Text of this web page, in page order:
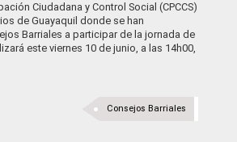
Ciudadana y Control Social (CPCCS)
de Guayaquil donde se han
Barriales a participar de la jornada de
este viernes 10 de junio, a las 14h00,
Consejos Barriales